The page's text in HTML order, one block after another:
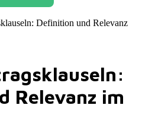
Definition und Relevanz
Relevanz im